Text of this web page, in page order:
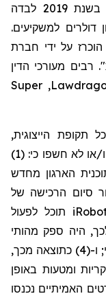
והחזיר מאות מיליוני דולרים למשקיעים. בשנת 2019 לבדה
דולרים למשקיעים.
רבים מעורכי הדין
,
Super
תקופת הייצוגית,
או לא חשפו כי: (1)
הארגון מחדש
סיום הרכישה של
תוכל לפעול
(3) בהתאם לכך, היה ספק מהותי
להמשיך כעסק חי; ו-(4) כתוצאה מכך,
ומטעות באופן
האמיתיים נכנסו